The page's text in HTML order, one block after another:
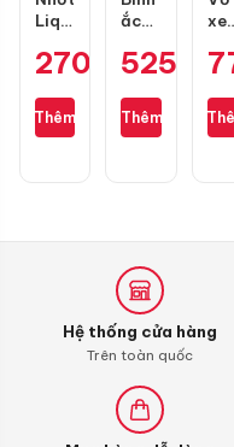
Liqui
Motorbike
10W40
1L
270.000₫
Thêm
ắc
GS
H
Thêm
xe
17
Hệ thống cửa hàng
Trên toàn quốc